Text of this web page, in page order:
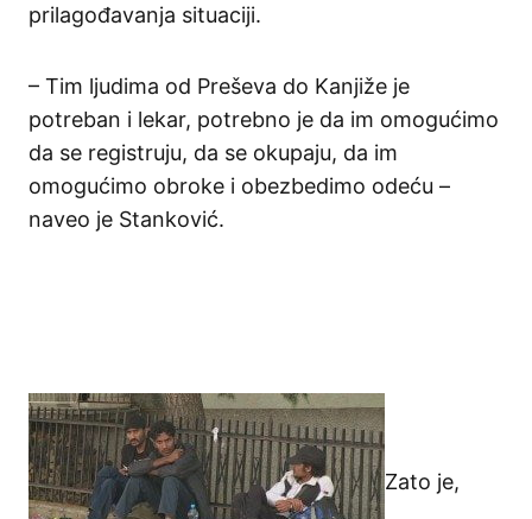
prilagođavanja situaciji.
– Tim ljudima od Preševa do Kanjiže je
potreban i lekar, potrebno je da im omogućimo
da se registruju, da se okupaju, da im
omogućimo obroke i obezbedimo odeću –
naveo je Stanković.
Zato je,